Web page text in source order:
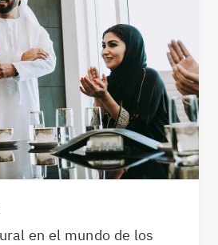
en el mundo de los